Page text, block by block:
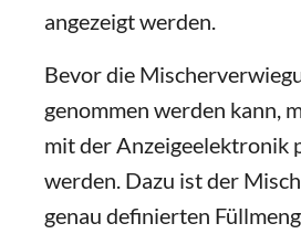
angezeigt werden.
Bevor die
genommen werden kann,
mit der Anzeigeelektronik
werden. Dazu ist der
genau definierten